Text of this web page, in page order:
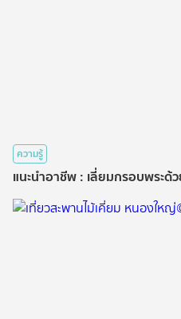
ความรู้
แนะนำอาชีพ : เลี่ยมกรอบพระด้ว